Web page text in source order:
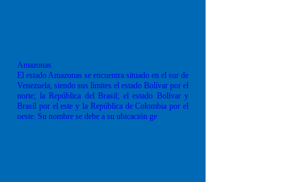
Amazonas
El estado Amazonas se encuentra situado en el sur de
Venezuela, siendo sus límites el estado Bolívar por el
norte; la República del Brasil; el estado Bolívar y
Brasil por el este y la República de Colombia por el
oeste. Su nombre se debe a su ubicación ge